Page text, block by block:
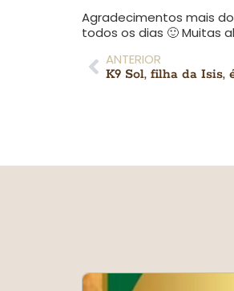
Agradecimentos mais
todos os dias 🙂 Muitas
ANTERIOR